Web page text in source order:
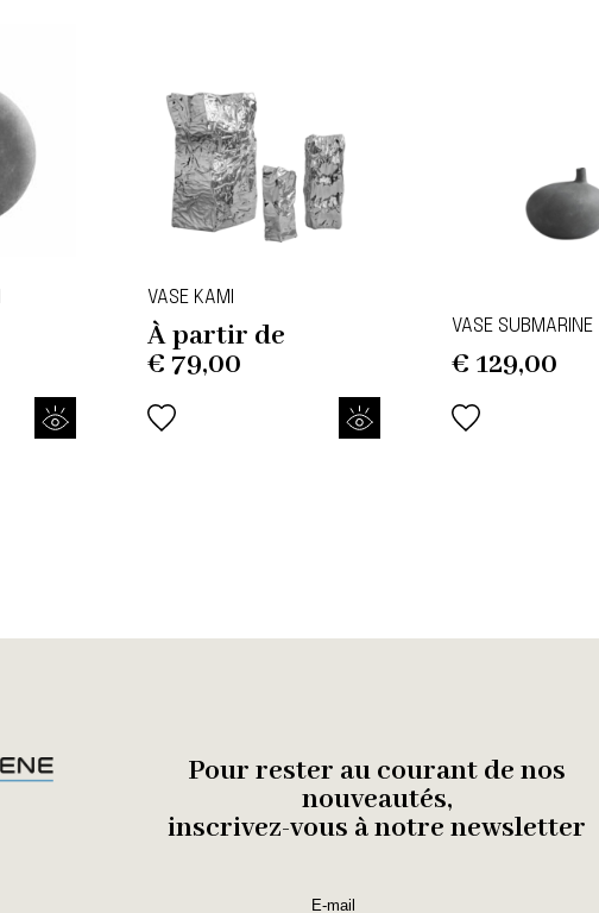
VASE KAMI
À partir de
€ 79,00
VASE SUBMARINE
€ 129,00
Pour rester au courant de nos
nouveautés,
inscrivez-vous à notre newsletter